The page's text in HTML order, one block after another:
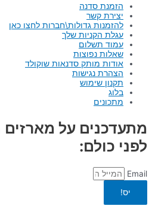
הזמנת סדנה
יצירת קשר
להזמנות גדולות\חברות לחצו כאן
עגלת הקניות שלך
עמוד תשלום
שאלות נפוצות
אודות מותק סדנאות שוקולד
הצהרת נגישות
תקנון שימוש
בלוג
מתכונים
מתעדכנים על
לפני כולם:
Email
יס!